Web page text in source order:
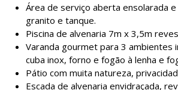
Área de serviço aberta ensolarada
granito e tanque.
Piscina de alvenaria 7m x 3,5m
Varanda gourmet para 3 ambientes
cuba inox, forno e fogão à lenha e
Pátio com muita natureza,
Escada de alvenaria envidraçada,